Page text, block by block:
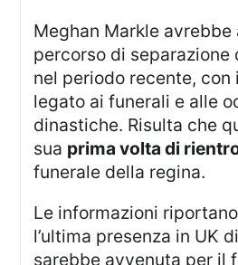
Meghan Markle avrebbe affrontato un
percorso di separazione
nel periodo recente, con
legato ai funerali e alle
dinastiche. Risulta che
sua prima volta di
funerale della regina.
Le informazioni riportano anche che
l’ultima presenza in UK
sarebbe avvenuta per il